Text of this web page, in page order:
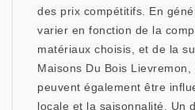
des prix compétitifs. En
varier en fonction de la
matériaux choisis, et de la
Maisons Du Bois
peuvent également être
locale et la saisonnalité. Un